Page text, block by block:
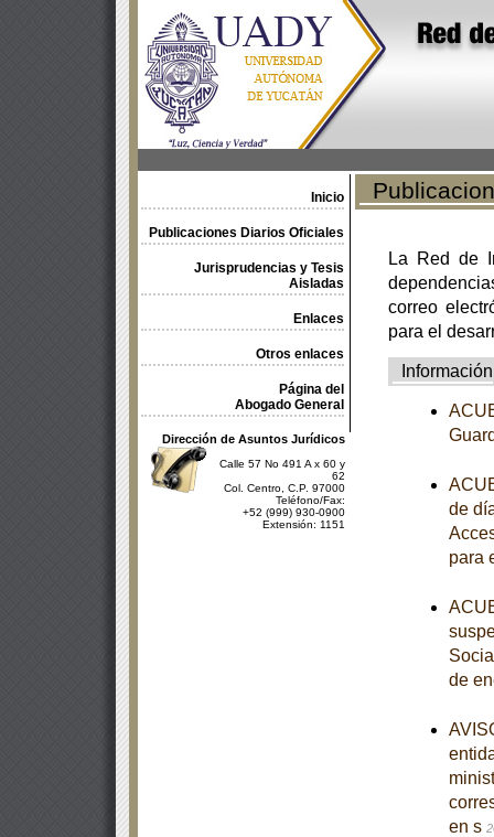
Inicio
Publicaciones Diarios Oficiales
Jurisprudencias y Tesis
Aisladas
Enlaces
Otros enlaces
Página del
Abogado General
Dirección de Asuntos Jurídicos
Calle 57 No 491 A x 60 y
62
Col. Centro, C.P. 97000
Teléfono/Fax:
+52 (999) 930-0900
Extensión: 1151
La Red de
correo
para el
Información
de
para
de
en s